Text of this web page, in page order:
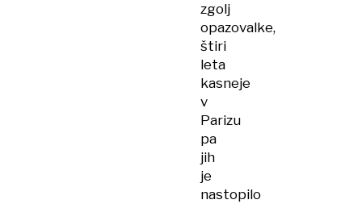
zgolj
opazovalke,
štiri
leta
kasneje
v
Parizu
pa
jih
je
nastopilo